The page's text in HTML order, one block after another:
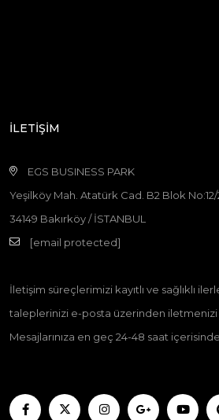
İLETİŞİM
EGS BUSINESS PARK
Yeşilköy Mah. Atatürk Cad. B2 Blok
34149 Bakırköy / İSTANBUL
[email protected]
İletişim süreçlerimizi kayıtlı ve sağlıklı
taleplerinizi e-posta üzerinden iletmenizi
Mesajlarınıza en geç 24-48 saat